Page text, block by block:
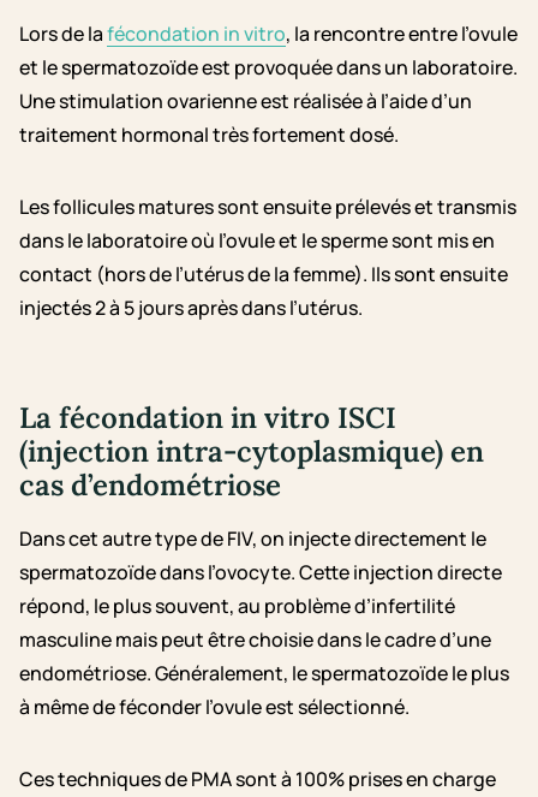
Lors delafécondation in vitro, la rencontre entre l’ovule
et le spermatozoïde est provoquée dans un laboratoire.
Une stimulation ovarienne est réalisée à l’aide d’un
traitement hormonal très fortement dosé.
Les follicules matures sont ensuite prélevés et transmis
dans le laboratoire où l’ovule et le sperme sont mis en
contact (hors de l’utérus de la femme). Ils sont ensuite
injectés 2 à 5 jours après dans l’utérus.
La fécondation in vitro ISCI
(injection intra-cytoplasmique)en
cas d’endométriose
Dans cet autre type de FIV, on injecte directement le
spermatozoïde dans l’ovocyte. Cette injection directe
répond, le plus souvent, au problème d’infertilité
masculine mais peut être choisie dans le cadre d’une
endométriose. Généralement, le spermatozoïde le plus
à même de féconder l’ovule est sélectionné.
Ces techniques de PMA sont à 100% prises en charge